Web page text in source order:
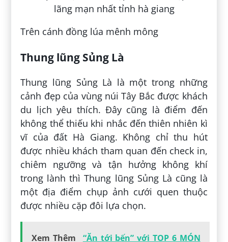
Trên cánh đồng lúa mênh mông
Thung lũng Sủng Là
Thung lũng Sủng Là là một trong những
cảnh đẹp của vùng núi Tây Bắc được khách
du lịch yêu thích. Đây cũng là điểm đến
không thể thiếu khi nhắc đến thiên nhiên kì
vĩ của đất Hà Giang. Không chỉ thu hút
được nhiều khách tham quan đến check in,
chiêm ngưỡng và tận hưởng không khí
trong lành thì Thung lũng Sủng Là cũng là
một địa điểm chụp ảnh cưới quen thuộc
được nhiều cặp đôi lựa chọn.
Xem Thêm
“Ăn tới bến” với TOP 6 MÓN